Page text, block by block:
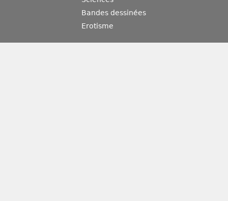
Bandes dessinées
Erotisme